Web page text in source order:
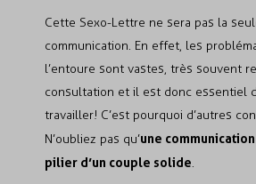
Cette Sexo-Lettre ne sera pas la
communication. En effet, les
l’entoure sont vastes, très souvent
consultation et il est donc essentiel
travailler! C’est pourquoi d’autres
N’oubliez pas qu’une
pilier d’un couple solide.